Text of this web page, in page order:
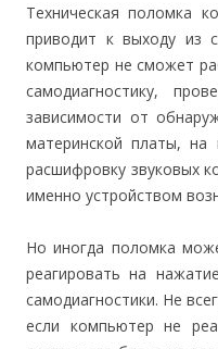
Техническая поломка
приводит к выходу из
компьютер не сможет
самодиагностику,
зависимости от
материнской платы,
расшифровку звуковых
именно устройством
Но иногда поломка
реагировать на
самодиагностики. Не
если компьютер не